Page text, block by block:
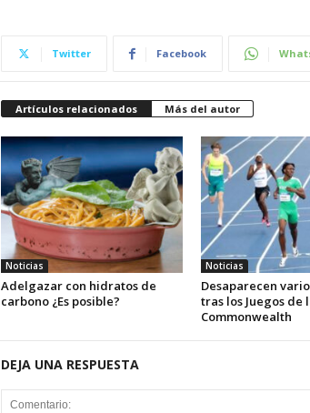
Twitter Facebook
Artículos relacionados Más del autor
Noticias
Adelgazar con hidratos de
carbono ¿Es posible?
Noticias
Desaparecen
tras los Juegos de
Commonwealth
DEJA UNA RESPUESTA